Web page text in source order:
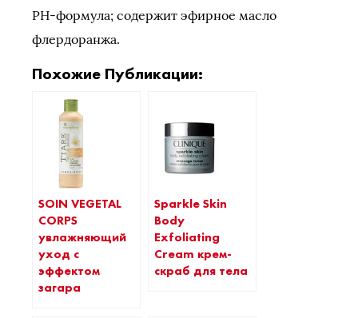
PH-формула; содержит эфирное масло
флердоранжа.
Похожие Публикации:
SOIN VEGETAL
CORPS
увлажняющий
уход с
эффектом
загара
Sparkle Skin
Body
Exfoliating
Cream крем-
скраб для тела